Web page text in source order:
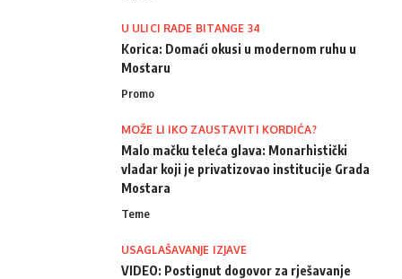
U ULICI RADE BITANGE 34
Korica: Domaći okusi u modernom ruhu u
Mostaru
Promo
MOŽE LI IKO ZAUSTAVITI KORDIĆA?
Malo mačku teleća glava: Monarhistički
vladar koji je privatizovao institucije Grada
Mostara
Teme
USAGLAŠAVANJE IZJAVE
VIDEO: Postignut dogovor za rješavanje